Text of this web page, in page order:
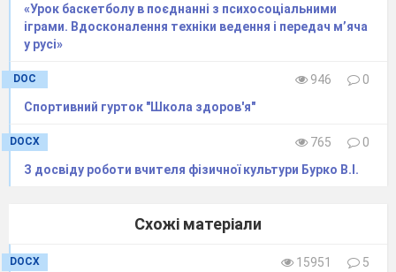
«Урок баскетболу в поєднанні з психосоціальними
іграми. Вдосконалення техніки ведення і передач м’яча
у русі»
DOC 946
0
Спортивний гурток "Школа здоров'я"
DOCX 765
0
З досвіду роботи вчителя фізичної культури Бурко В.І.
Схожі матеріали
DOCX 15951
5